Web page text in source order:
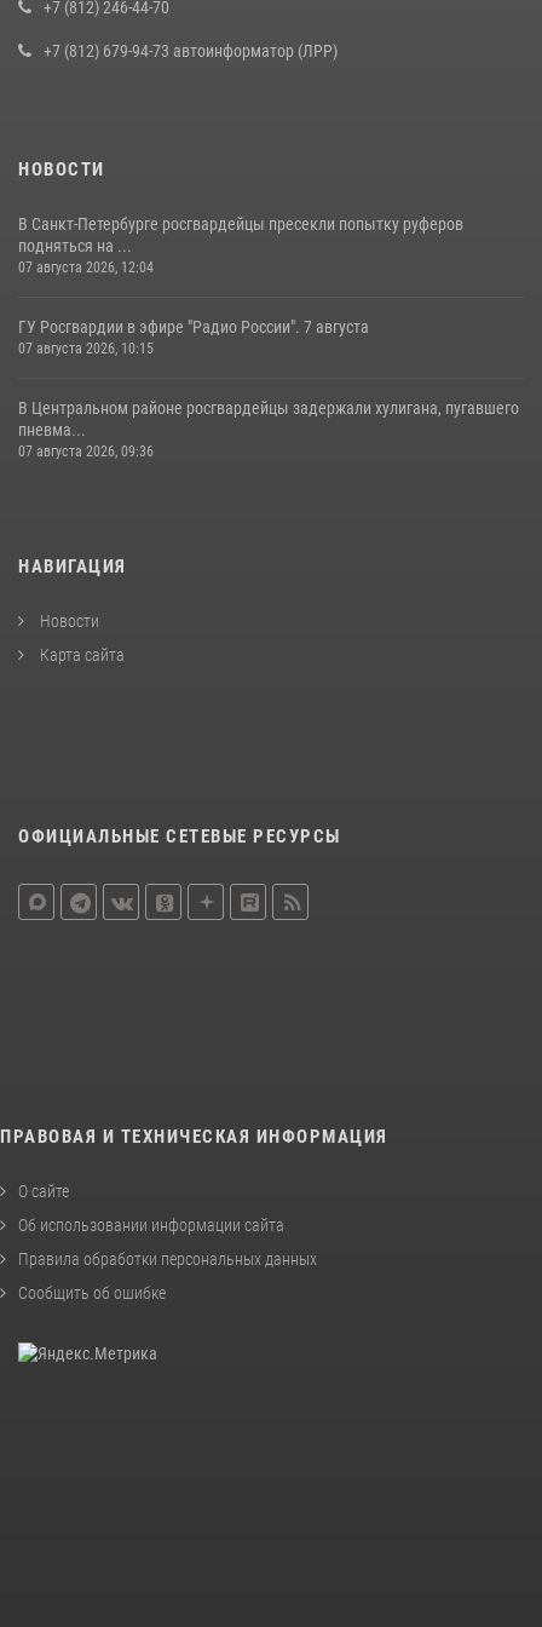
+7 (812) 246-44-70
+7 (812) 679-94-73 автоинформатор (ЛРР)
НОВОСТИ
В Санкт-Петербурге росгвардейцы пресекли попытку руферов
подняться на ...
07 августа 2026, 12:04
ГУ Росгвардии в эфире "Радио России". 7 августа
07 августа 2026, 10:15
В Центральном районе росгвардейцы задержали хулигана, пугавшего
пневма...
07 августа 2026, 09:36
НАВИГАЦИЯ
Новости
Карта сайта
ОФИЦИАЛЬНЫЕ СЕТЕВЫЕ РЕСУРСЫ
ПРАВОВАЯ И ТЕХНИЧЕСКАЯ ИНФОРМАЦИЯ
О сайте
Об использовании информации сайта
Правила обработки персональных данных
Сообщить об ошибке